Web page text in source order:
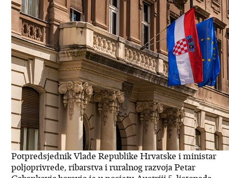
Potpredsjednik Vlade Republike Hrvatske i ministar
poljoprivrede, ribarstva i ruralnog razvoja Petar